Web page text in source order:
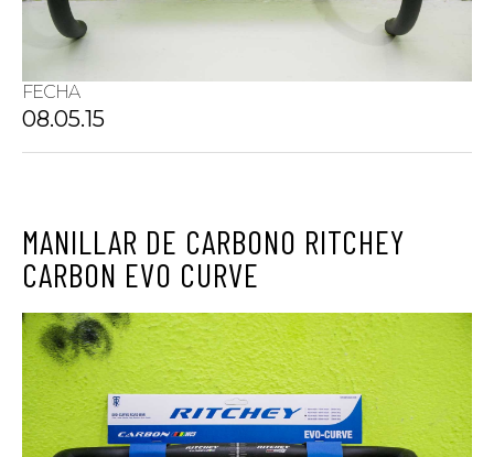
FECHA
08.05.15
MANILLAR DE CARBONO RITCHEY
CARBON EVO CURVE